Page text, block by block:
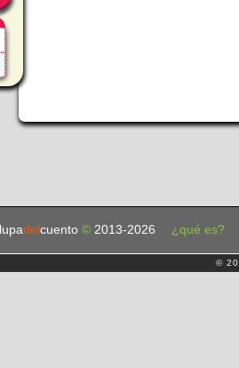
lupadelcuento©2013-2026 ¿qué es?
©